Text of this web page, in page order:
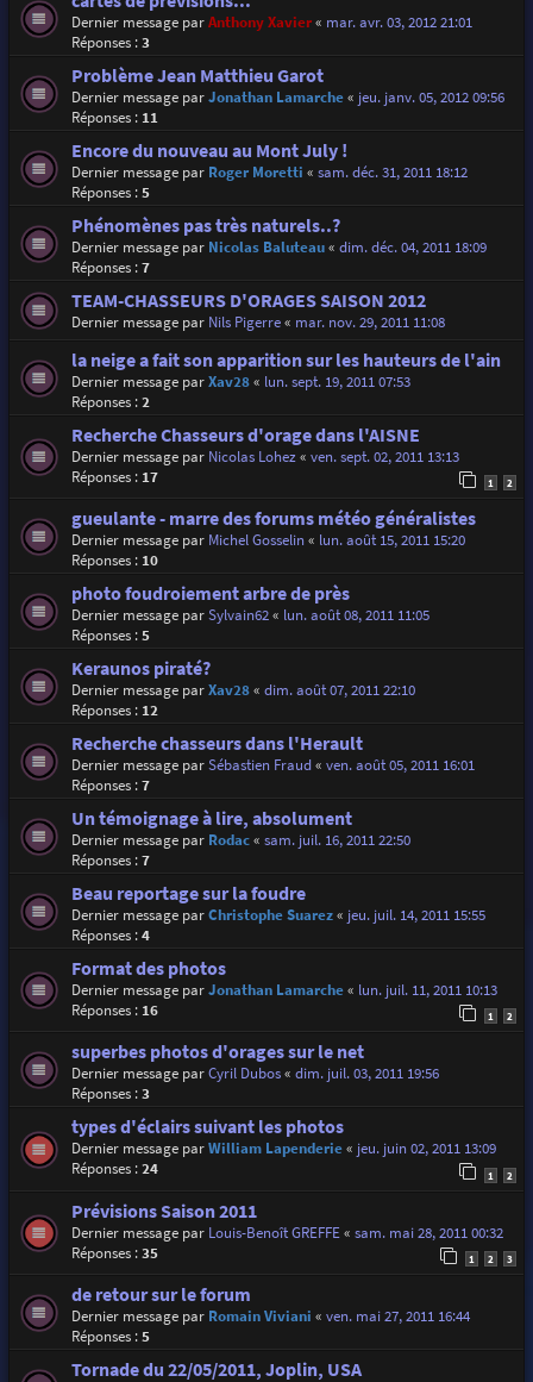
Dernier message parAnthony Xavier« mar. avr. 03, 2012 21:01
Réponses :3
Problème Jean Matthieu Garot
Dernier message parJonathan Lamarche« jeu. janv. 05, 2012 09:56
Réponses : 11
Encore du nouveau au Mont July !
Dernier message par Roger Moretti « sam. déc. 31, 2011 18:12
Réponses :5
Phénomènes pas très naturels..?
Dernier message par Nicolas Baluteau« dim. déc. 04, 2011 18:09
Réponses :7
TEAM-CHASSEURS D'ORAGES SAISON 2012
Dernier message par Nils Pigerre« mar. nov. 29, 2011 11:08
la neige a fait son apparition sur les hauteurs de l'ain
Dernier message parXav28« lun. sept. 19, 2011 07:53
Réponses :2
Recherche Chasseurs d'orage dans l'AISNE
Dernier message par Nicolas Lohez« ven. sept. 02, 2011 13:13
Réponses : 17 1 2
gueulante - marre des forums météo généralistes
Dernier message par Michel Gosselin« lun. août 15, 2011 15:20
Réponses : 10
photo foudroiement arbre de près
Dernier message parSylvain62« lun. août 08, 2011 11:05
Réponses :5
Keraunos piraté?
Dernier message parXav28« dim. août 07, 2011 22:10
Réponses : 12
Recherche chasseurs dans l'Herault
Dernier message parSébastien Fraud« ven. août 05, 2011 16:01
Réponses :7
Un témoignage à lire, absolument
Dernier message par Rodac« sam. juil. 16, 2011 22:50
Réponses :7
Beau reportage sur la foudre
Dernier message parChristophe Suarez« jeu. juil. 14, 2011 15:55
Réponses :4
Format des photos
Dernier message parJonathan Lamarche« lun. juil. 11, 2011 10:13
Réponses : 16 1 2
superbes photos d'orages sur le net
Dernier message parCyril Dubos« dim. juil. 03, 2011 19:56
Réponses :3
types d'éclairs suivant les photos
Dernier message parWilliam Lapenderie« jeu. juin 02, 2011 13:09
Réponses :24 1 2
Prévisions Saison 2011
Dernier message par Louis-Benoît GREFFE« sam. mai 28, 2011 00:32
Réponses :35 1 2 3
de retour sur le forum
Dernier message par Romain Viviani « ven. mai 27, 2011 16:44
Réponses :5
Tornade du 22/05/2011, Joplin, USA